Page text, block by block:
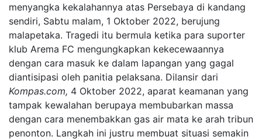
menyangka kekalahannya atas Persebaya di kandang
sendiri, Sabtu malam, 1 Oktober 2022, berujung
malapetaka. Tragedi itu bermula ketika para suporter
klub Arema FC mengungkapkan kekecewaannya
dengan cara masuk ke dalam lapangan yang gagal
diantisipasi oleh panitia pelaksana. Dilansir dari
Kompas.com, 4 Oktober 2022, aparat keamanan yang
tampak kewalahan berupaya membubarkan massa
dengan cara menembakkan gas air mata ke arah tribun
penonton. Langkah ini justru membuat situasi semakin